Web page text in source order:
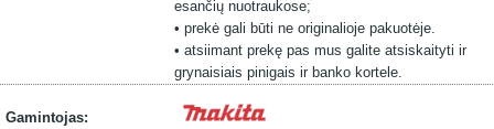
esančių nuotraukose;
• prekė gali būti ne originalioje pakuotėje.
• atsiimant prekę pas mus galite atsiskaityti ir
grynaisiais pinigais ir banko kortele.
Gamintojas: